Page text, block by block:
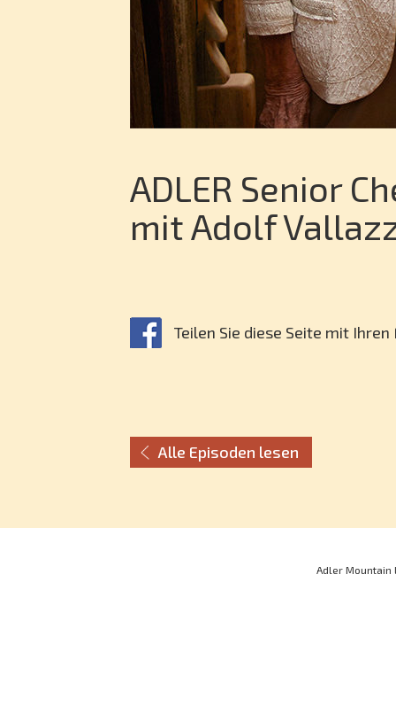
ADLER Senior
mit Adolf
Teilen Sie diese Seite mit Ihren
Alle Episoden lesen
Adler Mountain